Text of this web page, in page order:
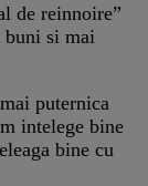
de reinnoire”
buni si mai
puternica
intelege bine
bine cu